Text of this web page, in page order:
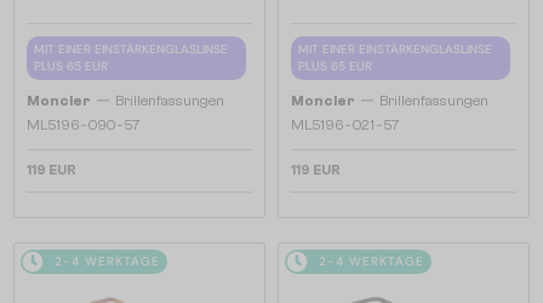
MIT EINER EINSTÄRKENGLASLINSE
PLUS 65 EUR
Moncler — Brillenfassungen
ML5196 - 090 - 57
119 EUR
MIT EINER EINSTÄRKENGLASLINSE
PLUS 65 EUR
Moncler — Brillenfassungen
ML5196 - 021 - 57
119 EUR
2-4 WERKTAGE 2-4 WERKTAGE